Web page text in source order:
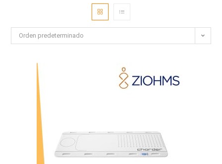
Orden predeterminado